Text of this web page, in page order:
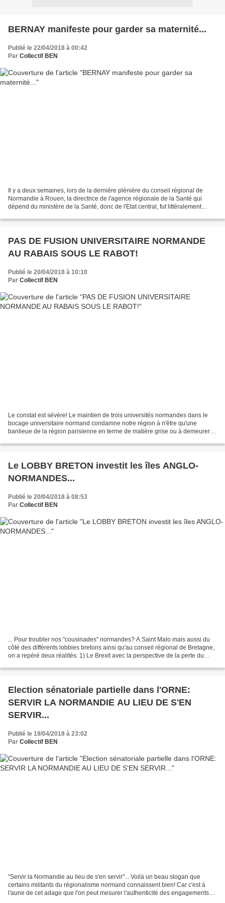
BERNAY manifeste pour garder sa maternité...
Publié le 22/04/2018 à 00:42
Par Collectif BEN
Il y a deux semaines, lors de la dernière plénière du conseil régional de
Normandie à Rouen, la directrice de l'agence régionale de la Santé qui
dépend du ministère de la Santé, donc de l'Etat central, fut littéralement
PAS DE FUSION UNIVERSITAIRE NORMANDE
AU RABAIS SOUS LE RABOT!
Publié le 20/04/2018 à 10:10
Par Collectif BEN
Le constat est sévère! Le maintien de trois universités normandes dans le
bocage universitaire normand condamne notre région à n'être qu'une
banlieue de la région parisienne en terme de matière grise ou à demeurer
Le LOBBY BRETON investit les îles ANGLO-
NORMANDES...
Publié le 20/04/2018 à 08:53
Par Collectif BEN
... Pour troubler nos "cousinades" normandes? A Saint Malo mais aussi du
côté des différents lobbies bretons ainsi qu'au conseil régional de Bretagne,
on a repéré deux réalités: 1) Le Brexit avec la perspective de la perte du
Election sénatoriale partielle dans l'ORNE:
SERVIR LA NORMANDIE AU LIEU DE S'EN
SERVIR...
Publié le 19/04/2018 à 23:02
Par Collectif BEN
"Servir la Normandie au lieu de s'en servir"... Voilà un beau slogan que
certains militants du régionalisme normand connaissent bien! Car c'est à
l'aune de cet adage que l'on peut mesurer l'authenticité des engagements